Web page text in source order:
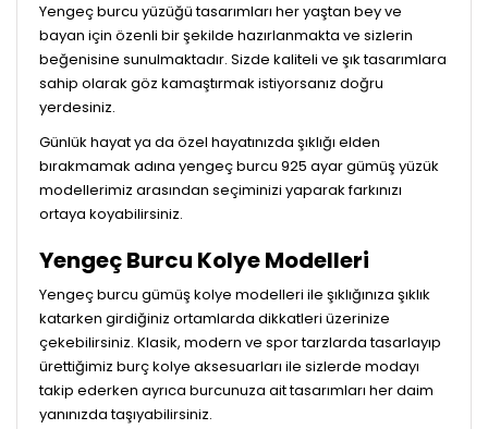
Yengeç burcu yüzüğü tasarımları her yaştan bey ve
bayan için özenli bir şekilde hazırlanmakta ve sizlerin
beğenisine sunulmaktadır. Sizde kaliteli ve şık tasarımlara
sahip olarak göz kamaştırmak istiyorsanız doğru
yerdesiniz.
Günlük hayat ya da özel hayatınızda şıklığı elden
bırakmamak adına yengeç burcu 925 ayar gümüş yüzük
modellerimiz arasından seçiminizi yaparak farkınızı
ortaya koyabilirsiniz.
Yengeç Burcu Kolye Modelleri
Yengeç burcu gümüş kolye modelleri ile şıklığınıza şıklık
katarken girdiğiniz ortamlarda dikkatleri üzerinize
çekebilirsiniz. Klasik, modern ve spor tarzlarda tasarlayıp
ürettiğimiz burç kolye aksesuarları ile sizlerde modayı
takip ederken ayrıca burcunuza ait tasarımları her daim
yanınızda taşıyabilirsiniz.